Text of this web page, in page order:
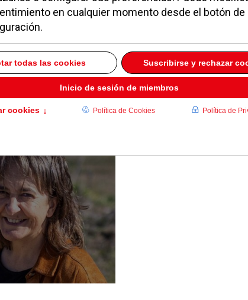
casco urbano del
la estación